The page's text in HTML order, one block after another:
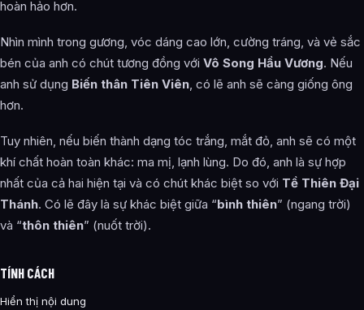
hoàn hảo hơn.
Nhìn mình trong gương, vóc dáng cao lớn, cường tráng, và vẻ sắc
bén của anh có chút tương đồng với Vô Song Hầu Vương. Nếu
anh sử dụng Biến thân Tiên Viên , có lẽ anh sẽ càng giống ông
hơn.
Tuy nhiên, nếu biến thành dạng tóc trắng, mắt đỏ, anh sẽ có một
khí chất hoàn toàn khác: ma mị, lạnh lùng. Do đó, anh là sự hợp
nhất của cả hai hiện tại và có chút khác biệt so với Tề Thiên Đại
Thánh. Có lẽ đây là sự khác biệt giữa “bình thiên” (ngang trời)
và “thôn thiên” (nuốt trời).
TÍNH CÁCH
Hiển thị nội dung